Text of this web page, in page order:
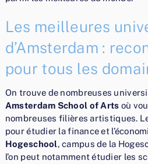
Les meilleures
d’Amsterdam :
pour tous les
On trouve de nombreuses
Amsterdam School of Arts où
nombreuses filières artistiques.
pour étudier la finance et
Hogeschool, campus de la
l’on peut notamment étudier les